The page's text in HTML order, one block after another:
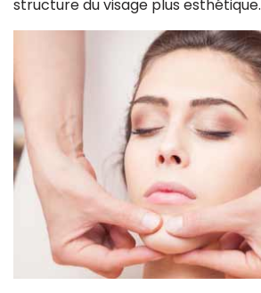
structure du visage plus esthétique.